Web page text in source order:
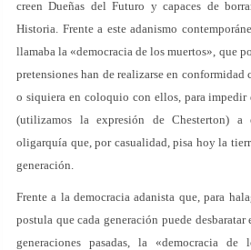
creen Dueñas del Futuro y capaces de
Historia. Frente a este adanismo
llamaba la «democracia de los muertos», que
pretensiones han de realizarse en conformidad
o siquiera en coloquio con ellos, para impedir
(utilizamos la expresión de Chesterton) a
oligarquía que, por casualidad, pisa hoy la
generación.
Frente a la democracia adanista que, para
postula que cada generación puede
generaciones pasadas, la «democracia